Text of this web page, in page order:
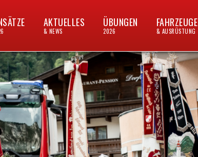
AKTUELLES
& NEWS
ÜBUNGEN
2026
FAHRZEUGE
& AUSRÜSTUNG